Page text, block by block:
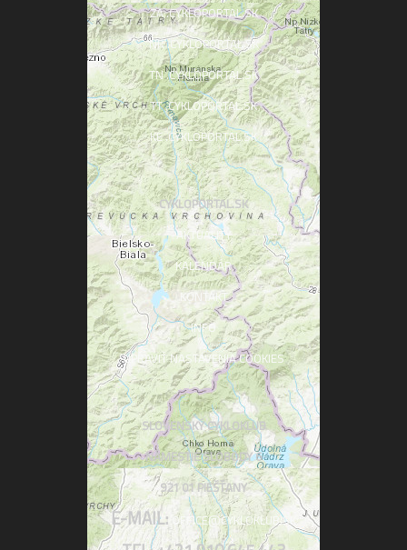
ZA .CYKLOPORTAL.SK
NR .CYKLOPORTAL.SK
TN .CYKLOPORTAL.SK
TT .CYKLOPORTAL.SK
KE .CYKLOPORTAL.SK
CYKLOPORTAL.SK
AKTUALITY
KALENDÁR
KONTAKT
INFO
UPRAVIŤ NASTAVENIA COOKIES
SLOVENSKÝ CYKLOKLUB
NÁMESTIE SLOBODY 6
921 01 PIEŠŤANY
E-MAIL: OFFICE@CYKLOKLUB.SK